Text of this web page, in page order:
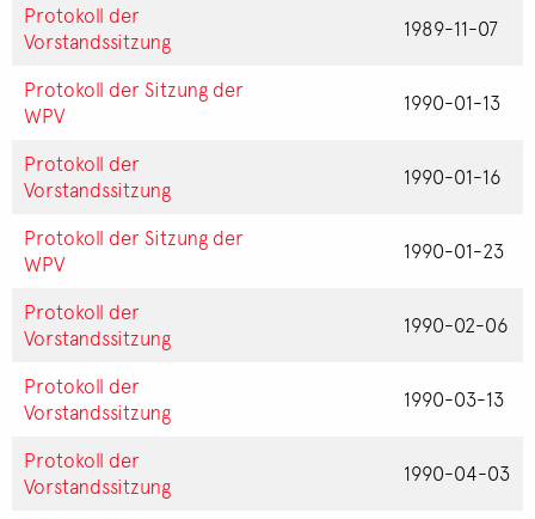
Protokoll der
Vorstandssitzung
1989-11-07
Protokoll der Sitzung der
WPV
1990-01-13
Protokoll der
Vorstandssitzung
1990-01-16
Protokoll der Sitzung der
WPV
1990-01-23
Protokoll der
Vorstandssitzung
1990-02-06
Protokoll der
Vorstandssitzung
1990-03-13
Protokoll der
Vorstandssitzung
1990-04-03